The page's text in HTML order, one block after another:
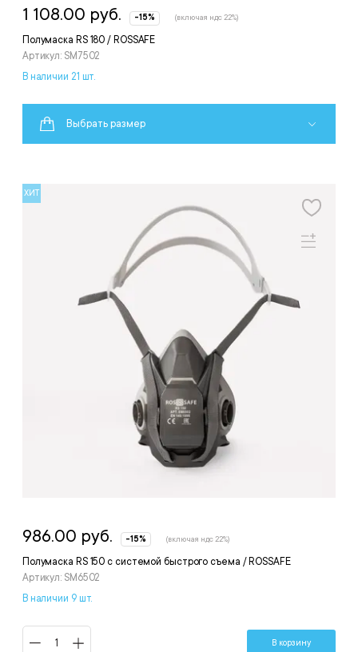
Полумаска RS 180 / ROSSAFE
Артикул: SM7502
1 108.00 руб. -15% (включая ндс 22%)
В наличии 21 шт.
Выбрать размер
ХИТ
Полумаска RS 150 с системой быстрого съема / ROSSAFE
Артикул: SM6502
986.00 руб. -15% (включая ндс 22%)
В наличии 9 шт.
В корзину